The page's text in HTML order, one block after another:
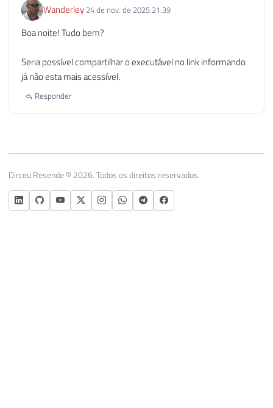
Wanderley 24 de nov. de 2025 21:39
Boa noite! Tudo bem?
Seria possível compartilhar o executável no link informando
já não esta mais acessível.
Responder
Dirceu Resende © 2026. Todos os direitos reservados.